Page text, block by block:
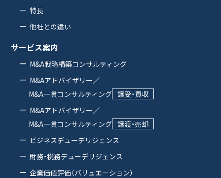
特長
他社との違い
サービス案内
M&A戦略構築コンサルティング
M&Aアドバイザリー／
M&A一貫コンサルティング 譲受・買収
M&Aアドバイザリー／
M&A一貫コンサルティング 譲渡・売却
ビジネスデューデリジェンス
財務・税務デューデリジェンス
企業価値評価（バリュエーション）